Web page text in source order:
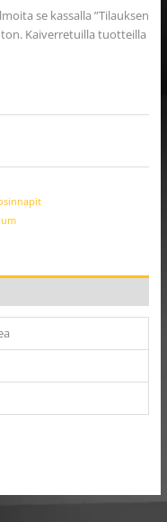
se kassalla ”Tilauksen
Kaiverretuilla tuotteilla